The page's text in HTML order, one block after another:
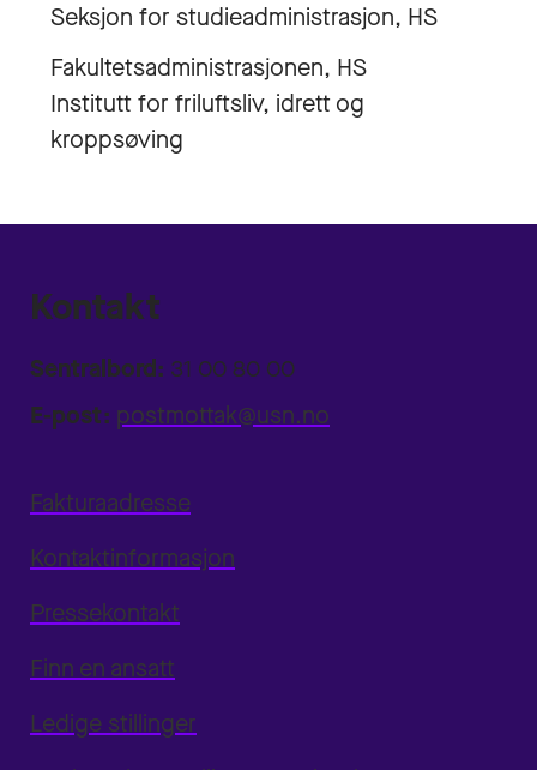
Seksjon for studieadministrasjon, HS
Fakultetsadministrasjonen, HS
Institutt for friluftsliv, idrett og
kroppsøving
Kontakt
Sentralbord: 31 00 80 00
E-post: postmottak@usn.no
Fakturaadresse
Kontaktinformasjon
Pressekontakt
Finn en ansatt
Ledige stillinger